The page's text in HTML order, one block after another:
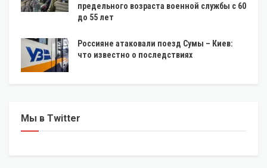
предельного возраста военной службы с 60
до 55 лет
Россияне атаковали поезд Сумы – Киев:
что известно о последствиях
Мы в Twitter